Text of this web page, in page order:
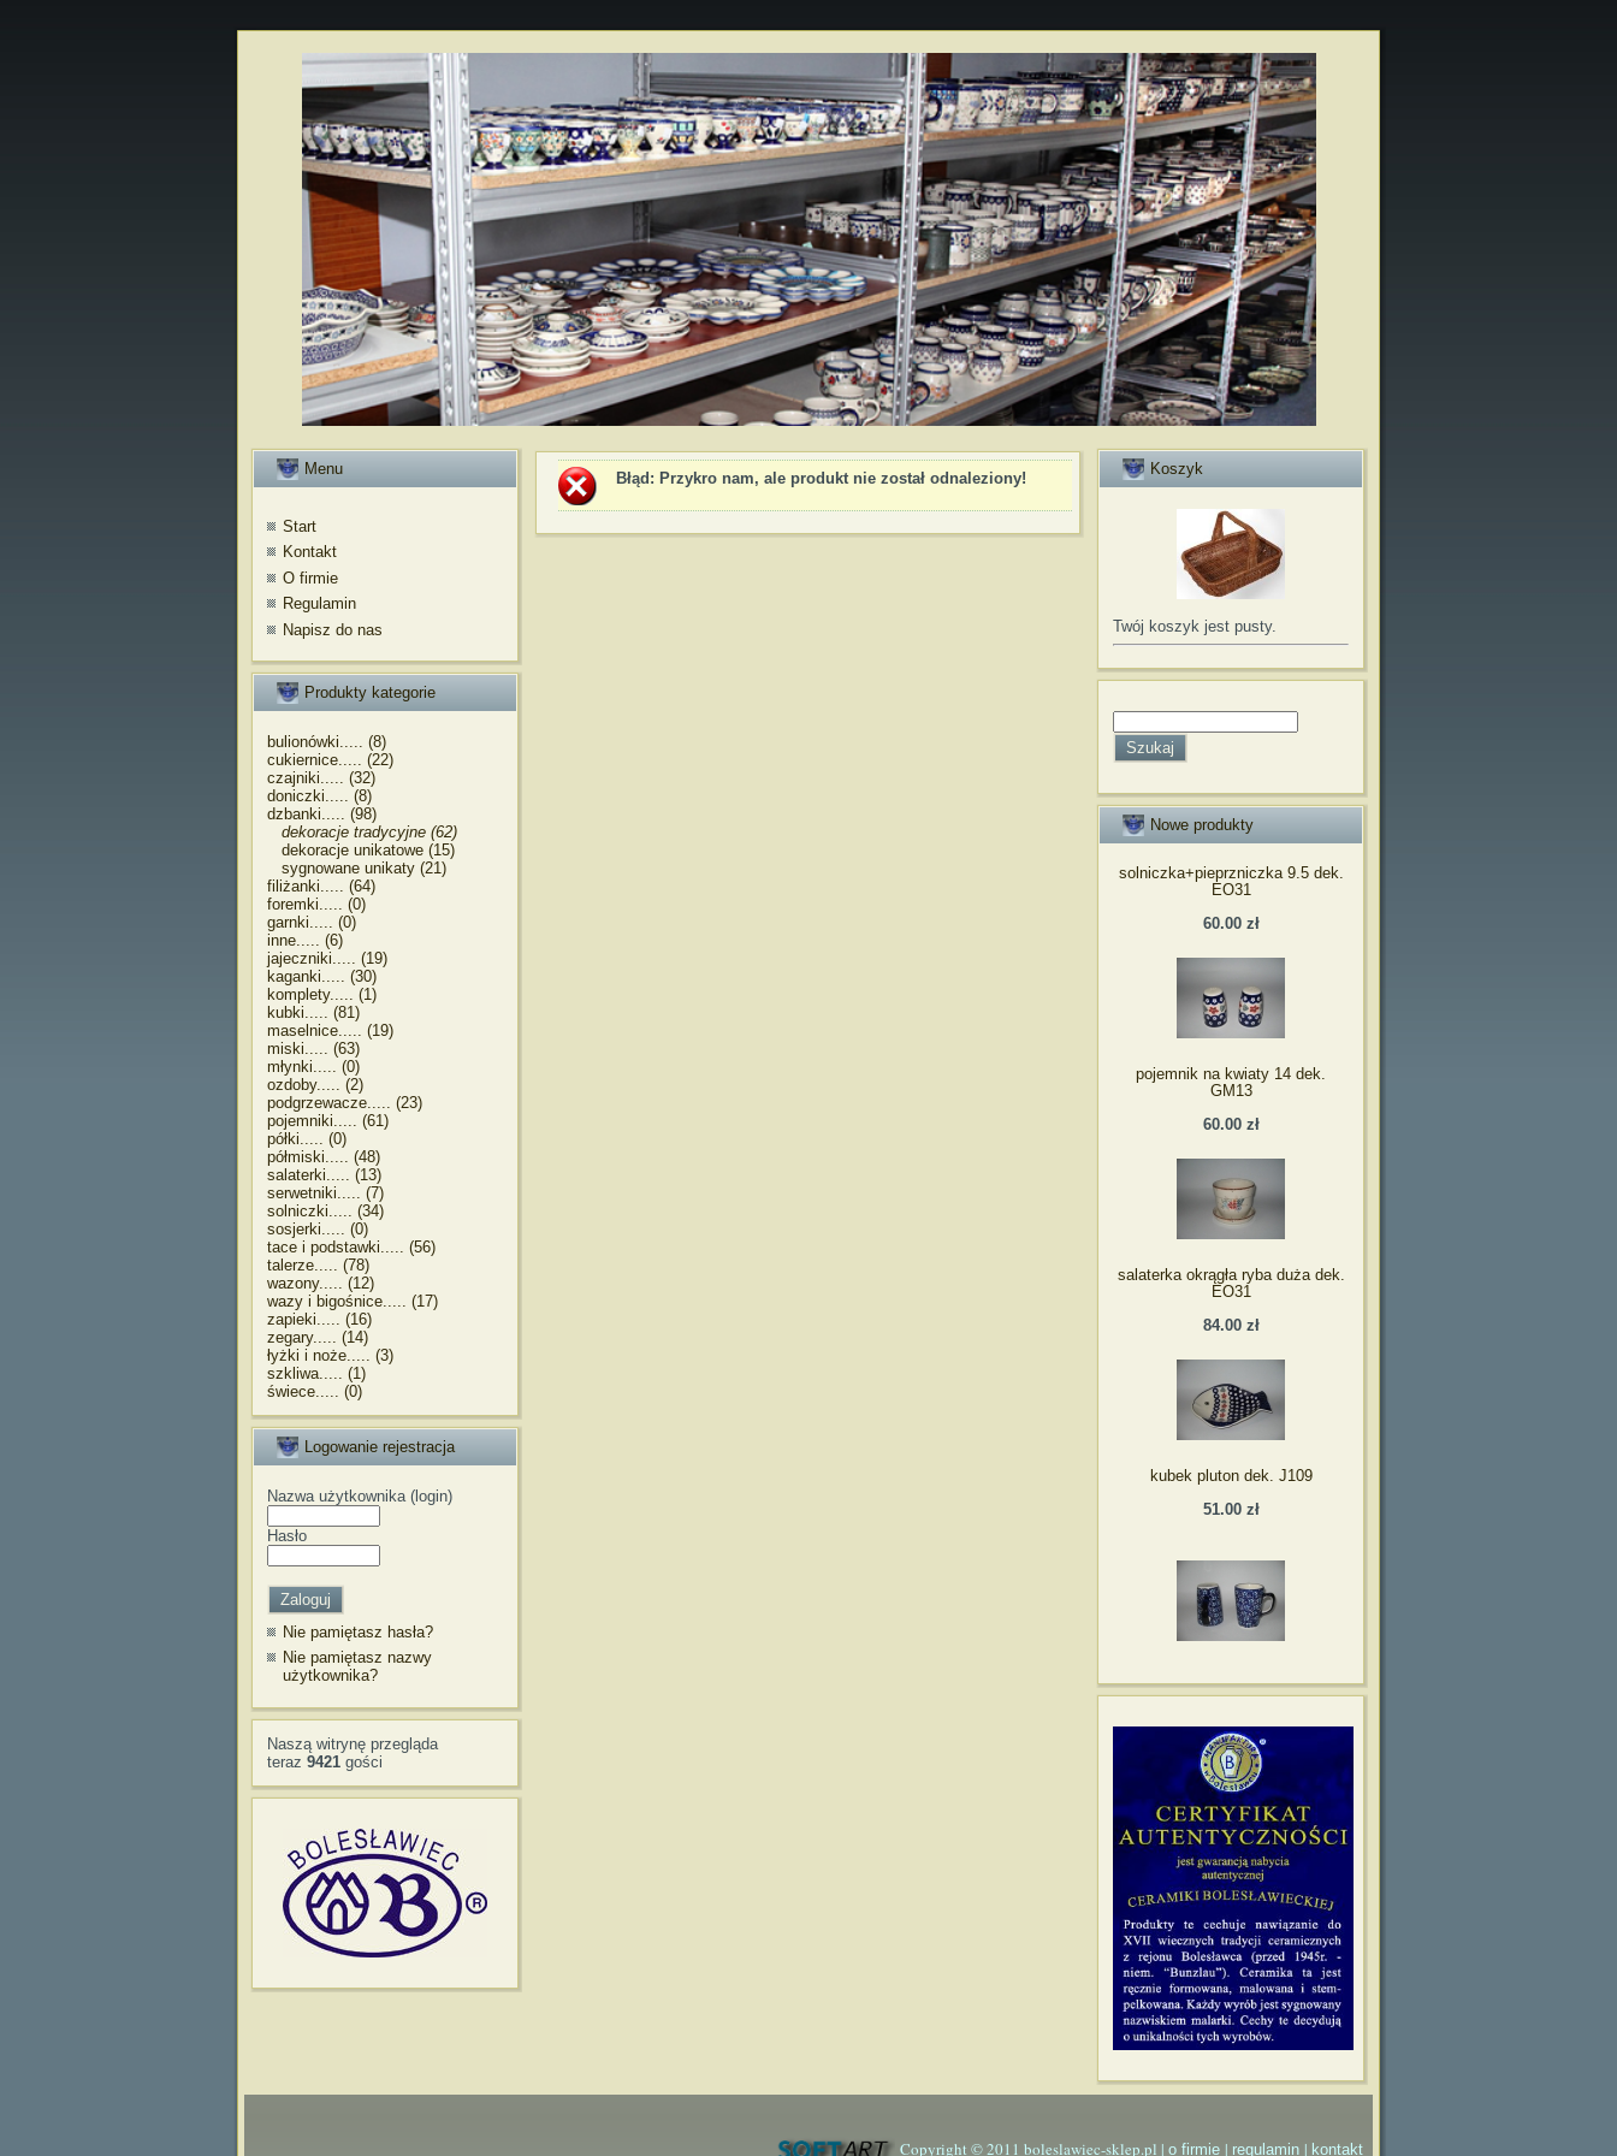
Menu
Start
Kontakt
O firmie
Regulamin
Napisz do nas
Produkty kategorie
bulionówki..... (8)
cukiernice..... (22)
czajniki..... (32)
doniczki..... (8)
dzbanki..... (98)
dekoracje tradycyjne (62)
dekoracje unikatowe (15)
sygnowane unikaty (21)
filiżanki..... (64)
foremki..... (0)
garnki..... (0)
inne..... (6)
jajeczniki..... (19)
kaganki..... (30)
komplety..... (1)
kubki..... (81)
maselnice..... (19)
miski..... (63)
młynki..... (0)
ozdoby..... (2)
podgrzewacze..... (23)
pojemniki..... (61)
półki..... (0)
półmiski..... (48)
salaterki..... (13)
serwetniki..... (7)
solniczki..... (34)
sosjerki..... (0)
tace i podstawki..... (56)
talerze..... (78)
wazony..... (12)
wazy i bigośnice..... (17)
zapieki..... (16)
zegary..... (14)
łyżki i noże..... (3)
szkliwa..... (1)
świece..... (0)
Logowanie rejestracja
Nazwa użytkownika (login)
Hasło
Nie pamiętasz hasła?
Nie pamiętasz nazwy
użytkownika?
Naszą witrynę przegląda
teraz 9421 gości
Błąd : Przykro nam, ale produkt nie został odnaleziony!
Koszyk
Twój koszyk jest pusty.
Nowe produkty
solniczka+pieprzniczka 9.5 dek.
EO31
60.00 zł
pojemnik na kwiaty 14 dek.
GM13
60.00 zł
salaterka okrągła ryba duża dek.
EO31
84.00 zł
kubek pluton dek. J109
51.00 zł
Copyright © 2011 boleslawiec-sklep.pl | o firmie | regulamin | kontakt